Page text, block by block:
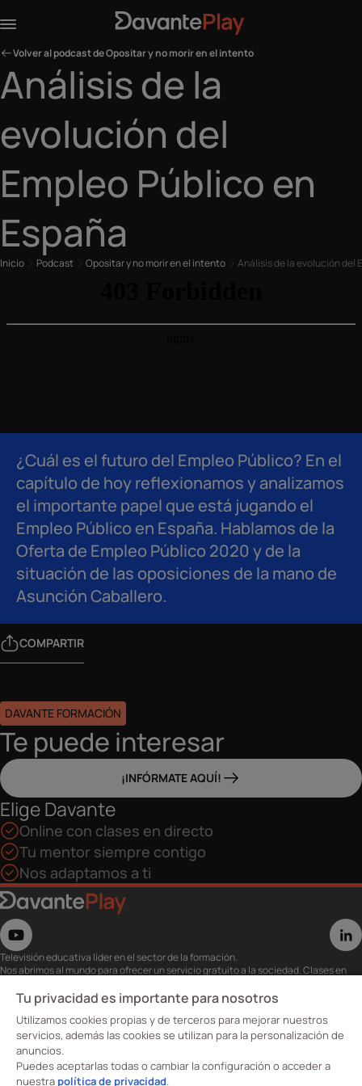
Volver al podcast de Opositar y no morir en el intento
Análisis de la
evolución del
Empleo Público en
España
Inicio Podcast Opositar y no morir en el intento Análisis de la evolución del
¿Cuál es el futuro del Empleo Público? En el
capítulo de hoy reflexionamos y analizamos
el importante papel que está jugando el
Empleo Público en España. Hablamos de la
Oferta de Empleo Público 2020 y de la
situación de las oposiciones de la mano de
Asunción Caballero.
COMPARTIR
DAVANTE FORMACIÓN
Te puede interesar
¡INFÓRMATE AQUÍ!
Elige Davante
Online con clases en directo
Tu mentor siempre contigo
Nos adaptamos a ti
Televisión educativa líder en el sector de la formación.
Nos abrimos al mundo para ofrecer un servicio gratuito a la sociedad. Clases en
eventos, masterclass y recursos para estudiantes…
Utiliza esta plataforma para tu formación ya seas opositor o estés formándote
para conseguir o mejorar tu empleo.
Te invitamos a conocer nuestro contenido a la carta para ver cuándo y dónde
quieras.
Davante Play. #FormaciónEnAbierto
Tu privacidad es importante para nosotros
Utilizamos cookies propias y de terceros para mejorar nuestros
servicios, además las cookies se utilizan para la personalización de
anuncios.
Puedes aceptarlas todas o cambiar la configuración o acceder a
nuestra política de privacidad.